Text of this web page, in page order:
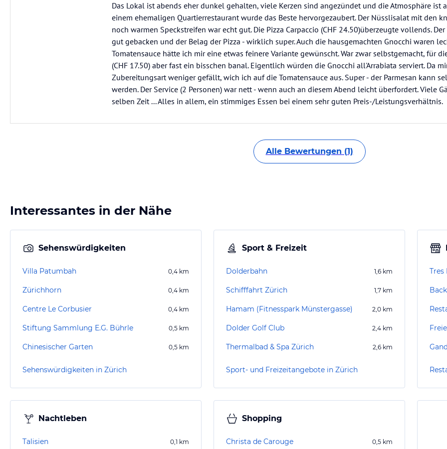
Das Lokal ist abends eher dunkel gehalten, viele Kerzen sind angezündet und die Atmosphäre ist
einem ehemaligen Quartierrestaurant wurde das Beste hervorgezaubert. Der Nüsslisalat mit den
noch warmen Speckstreifen war echt gut. Die Pizza Carpaccio (CHF 24.50)überzeugte vollends.
gut gebacken und der Belag der Pizza - wirklich super. Auch die hausgemachten Gnocchi waren
Tomatensauce hätte ich mir eine etwas feinere Variante gewünscht. War zwar selbstgemacht, für
(CHF 17.50) aber fast ein bisschen banal. Eigentlich würden die Gnocchi all'Arrabiata serviert. Da
Zubereitungsart weniger gefällt, wich ich auf die Tomatensauce aus. Super - der Parmesan kann
werden. Der Service (2 Personen) war nett - wenn auch an diesem Abend leicht überfordert. Viele
selben Zeit ... Alles in allem, ein stimmiges Essen bei einem sehr guten Preis-/Leistungsverhältnis.
Alle Bewertungen (1)
Interessantes in der Nähe
Sehenswürdigkeiten
Villa Patumbah 0,4 km
Zürichhorn 0,4 km
Centre Le Corbusier 0,4 km
Stiftung Sammlung E.G. Bührle 0,5 km
Chinesischer Garten 0,5 km
Sehenswürdigkeiten in Zürich
Sport & Freizeit
Dolderbahn 1,6 km
Schifffahrt Zürich 1,7 km
Hamam (Fitnesspark Münstergasse) 2,0 km
Dolder Golf Club 2,4 km
Thermalbad & Spa Zürich 2,6 km
Sport- und Freizeitangebote in Zürich
Tres
Nachtleben
Talisien 0,1 km
Shopping
Christa de Carouge 0,5 km